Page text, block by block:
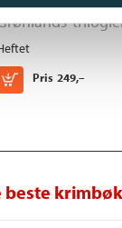
Pris 249,–
Kjøp
beste